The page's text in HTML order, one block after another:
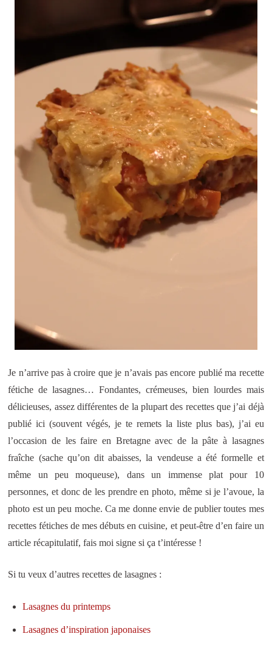
Je n’arrive pas à croire que je n’avais pas encore publié ma recette
fétiche de lasagnes… Fondantes, crémeuses, bien lourdes mais
délicieuses, assez différentes de la plupart des recettes que j’ai déjà
publié ici (souvent végés, je te remets la liste plus bas), j’ai eu
l’occasion de les faire en Bretagne avec de la pâte à lasagnes
fraîche (sache qu’on dit abaisses, la vendeuse a été formelle et
même un peu moqueuse), dans un immense plat pour 10
personnes, et donc de les prendre en photo, même si je l’avoue, la
photo est un peu moche. Ca me donne envie de publier toutes mes
recettes fétiches de mes débuts en cuisine, et peut-être d’en faire un
article récapitulatif, fais moi signe si ça t’intéresse !
Si tu veux d’autres recettes de lasagnes :
Lasagnes du printemps
Lasagnes d’inspiration japonaises